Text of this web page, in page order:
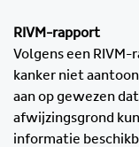
RIVM-rapport
Volgens een RIVM-
kanker niet
aan op gewezen
afwijzingsgrond
informatie